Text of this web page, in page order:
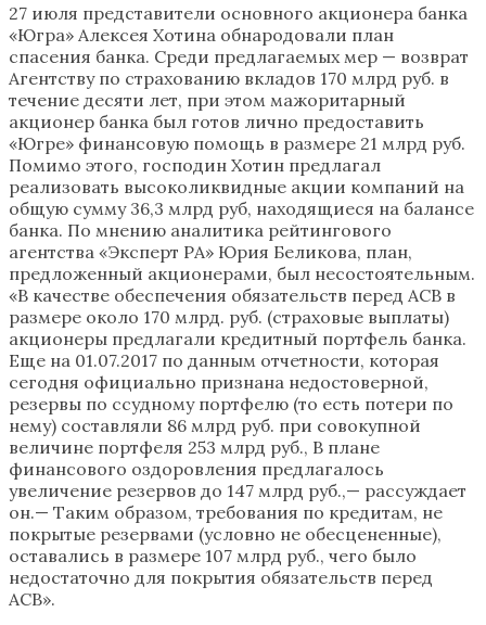
27 июля представители основного акционера банка
«Югра» Алексея Хотина обнародовали план
спасения банка. Среди предлагаемых мер — возврат
Агентству по страхованию вкладов 170 млрд руб. в
течение десяти лет, при этом мажоритарный
акционер банка был готов лично предоставить
«Югре» финансовую помощь в размере 21 млрд руб.
Помимо этого, господин Хотин предлагал
реализовать высоколиквидные акции компаний на
общую сумму 36,3 млрд руб, находящиеся на балансе
банка. По мнению аналитика рейтингового
агентства «Эксперт РА» Юрия Беликова, план,
предложенный акционерами, был несостоятельным.
«В качестве обеспечения обязательств перед АСВ в
размере около 170 млрд. руб. (страховые выплаты)
акционеры предлагали кредитный портфель банка.
Еще на 01.07.2017 по данным отчетности, которая
сегодня официально признана недостоверной,
резервы по ссудному портфелю (то есть потери по
нему) составляли 86 млрд руб. при совокупной
величине портфеля 253 млрд руб., В плане
финансового оздоровления предлагалось
увеличение резервов до 147 млрд руб.,— рассуждает
он.— Таким образом, требования по кредитам, не
покрытые резервами (условно не обесцененные),
оставались в размере 107 млрд руб., чего было
недостаточно для покрытия обязательств перед
АСВ».